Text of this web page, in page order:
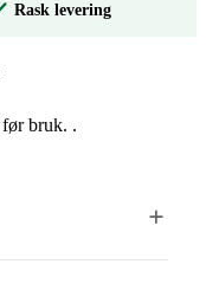
Rask levering
før bruk. .